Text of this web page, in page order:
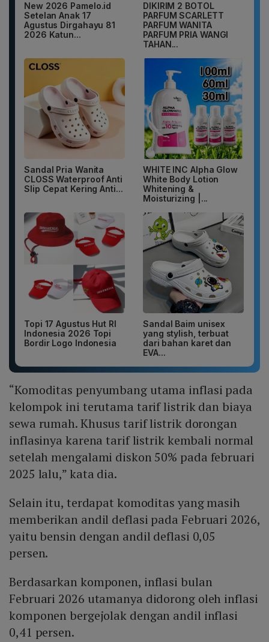
New 2026 Pamelo.id
Setelan Anak 17
Agustus Dirgahayu 81
2026 Katun...
DIKIRIM 2 BOTOL
PARFUM SCARLETT
PARFUM WANITA
PARFUM PRIA WANGI
TAHAN...
Sandal Pria Wanita
CLOSS Waterproof Anti
Slip Cepat Kering Anti...
WHITE INC Alpha Glow
White Body Lotion
Whitening &
Moisturizing |...
Topi 17 Agustus Hut RI
Indonesia 2026 Topi
Bordir Logo Indonesia
Sandal Baim unisex
yang stylish, terbuat
dari bahan karet dan
EVA...
“Komoditas penyumbang utama inflasi pada
kelompok ini terutama tarif listrik dan biaya
sewa rumah. Khusus tarif listrik dorongan
inflasinya karena tarif listrik kembali normal
setelah mengalami diskon 50% pada februari
2025 lalu,” kata dia.
Selain itu, terdapat komoditas yang masih
memberikan andil deflasi pada Februari 2026,
yaitu bensin dengan andil deflasi 0,05
persen.
Berdasarkan komponen, inflasi bulan
Februari 2026 utamanya didorong oleh inflasi
komponen bergejolak dengan andil inflasi
0,41 persen.